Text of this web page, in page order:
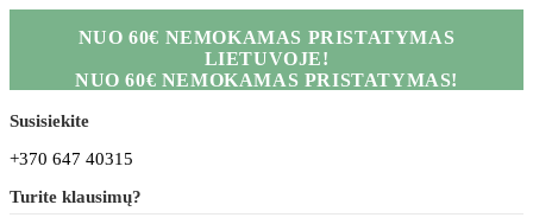
NUO 60€ NEMOKAMAS PRISTATYMAS
LIETUVOJE!
NUO 60€ NEMOKAMAS PRISTATYMAS!
Susisiekite
+370 647 40315
Turite klausimų?